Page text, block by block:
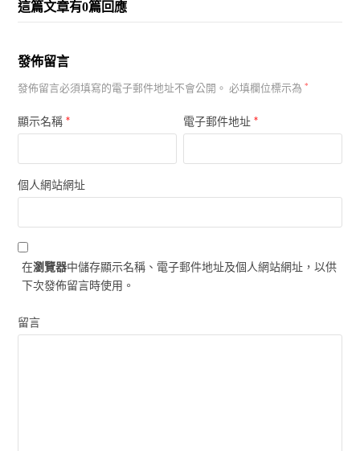
這篇文章有0篇回應
發佈留言
發佈留言必須填寫的電子郵件地址不會公開。 必填欄位標示為*
顯示名稱* 電子郵件地址*
個人網站網址
在瀏覽器中儲存顯示名稱、電子郵件地址及個人網站網址，以供
下次發佈留言時使用。
留言